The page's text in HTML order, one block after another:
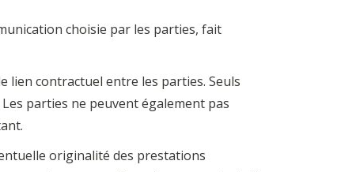
choisie par les parties, fait
lien contractuel entre les parties. Seuls
parties ne peuvent également pas
originalité des prestations